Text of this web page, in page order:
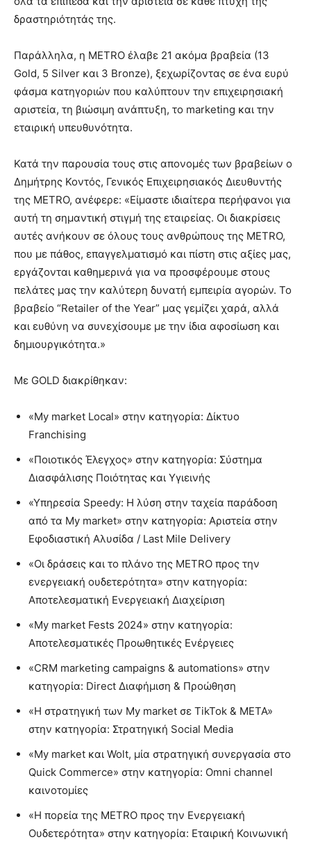
δραστηριότητάς της.
Παράλληλα, η METRO έλαβε 21 ακόμα βραβεία (13
Gold, 5 Silver και 3 Bronze), ξεχωρίζοντας σε ένα ευρύ
φάσμα κατηγοριών που καλύπτουν την επιχειρησιακή
αριστεία, τη βιώσιμη ανάπτυξη, το marketing και την
εταιρική υπευθυνότητα.
Κατά την παρουσία τους στις απονομές των βραβείων ο
Δημήτρης Κοντός, Γενικός Επιχειρησιακός Διευθυντής
της METRO, ανέφερε: «Είμαστε ιδιαίτερα περήφανοι για
αυτή τη σημαντική στιγμή της εταιρείας. Οι διακρίσεις
αυτές ανήκουν σε όλους τους ανθρώπους της METRO,
που με πάθος, επαγγελματισμό και πίστη στις αξίες μας,
εργάζονται καθημερινά για να προσφέρουμε στους
πελάτες μας την καλύτερη δυνατή εμπειρία αγορών. Το
βραβείο “Retailer of the Year” μας γεμίζει χαρά, αλλά
και ευθύνη να συνεχίσουμε με την ίδια αφοσίωση και
δημιουργικότητα.»
Με GOLD διακρίθηκαν:
«My market Local» στην κατηγορία: Δίκτυο
Franchising
«Ποιοτικός Έλεγχος» στην κατηγορία: Σύστημα
Διασφάλισης Ποιότητας και Υγιεινής
«Υπηρεσία Speedy: Η λύση στην ταχεία παράδοση
από τα My market» στην κατηγορία: Αριστεία στην
Εφοδιαστική Αλυσίδα / Last Mile Delivery
«Οι δράσεις και το πλάνο της METRO προς την
ενεργειακή ουδετερότητα» στην κατηγορία:
Αποτελεσματική Ενεργειακή Διαχείριση
«My market Fests 2024» στην κατηγορία:
Αποτελεσματικές Προωθητικές Ενέργειες
«CRM marketing campaigns & automations» στην
κατηγορία: Direct Διαφήμιση & Προώθηση
«Η στρατηγική των My market σε TikTok & META»
στην κατηγορία: Στρατηγική Social Media
«My market και Wolt, μία στρατηγική συνεργασία στο
Quick Commerce» στην κατηγορία: Omni channel
καινοτομίες
«Η πορεία της METRO προς την Ενεργειακή
Ουδετερότητα» στην κατηγορία: Εταιρική Κοινωνική